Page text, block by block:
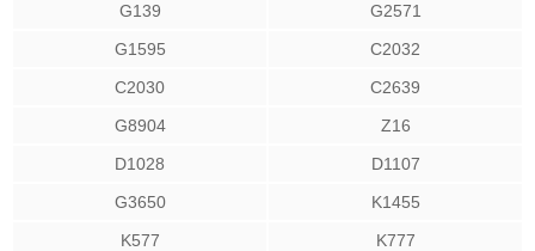
G139
G2571
G1595
C2032
C2030
C2639
G8904
Z16
D1028
D1107
G3650
K1455
K577
K777